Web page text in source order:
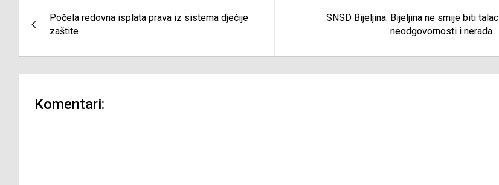
članaka
Počela redovna isplata prava iz sistema dječije
zaštite
SNSD Bijeljina: Bijeljina ne smije biti talac
neodgovornosti i nerada
Komentari: